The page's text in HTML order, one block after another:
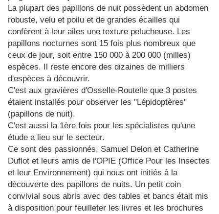
La plupart des papillons de nuit possèdent un abdomen
robuste, velu et poilu et de grandes écailles qui
confèrent à leur ailes une texture pelucheuse. Les
papillons nocturnes sont 15 fois plus nombreux que
ceux de jour, soit entre 150 000 à 200 000 (milles)
espèces. Il reste encore des dizaines de milliers
d'espèces à découvrir.
C'est aux gravières d'Osselle-Routelle que 3 postes
étaient installés pour observer les "Lépidoptères"
(papillons de nuit).
C'est aussi la 1ère fois pour les spécialistes qu'une
étude a lieu sur le secteur.
Ce sont des passionnés, Samuel Delon et Catherine
Duflot et leurs amis de l'OPIE (Office Pour les Insectes
et leur Environnement) qui nous ont initiés à la
découverte des papillons de nuits. Un petit coin
convivial sous abris avec des tables et bancs était mis
à disposition pour feuilleter les livres et les brochures